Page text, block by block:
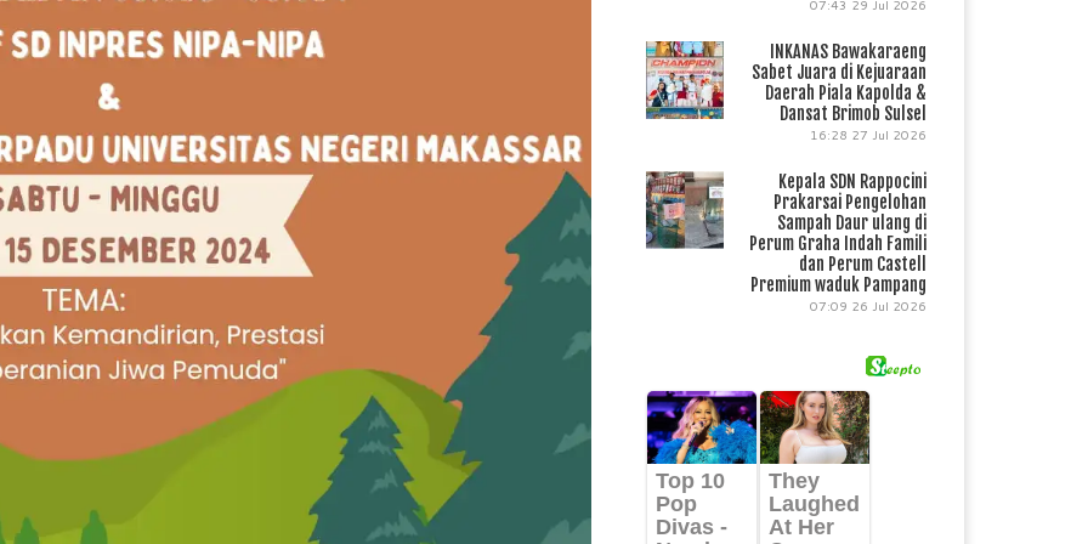
07:43 29 Jul 2026
INKANAS Bawakaraeng
Sabet Juara di Kejuaraan
Daerah Piala Kapolda &
Dansat Brimob Sulsel
16:28 27 Jul 2026
Kepala SDN Rappocini
Prakarsai Pengelohan
Sampah Daur ulang di
Perum Graha Indah Famili
dan Perum Castell
Premium waduk Pampang
07:09 26 Jul 2026